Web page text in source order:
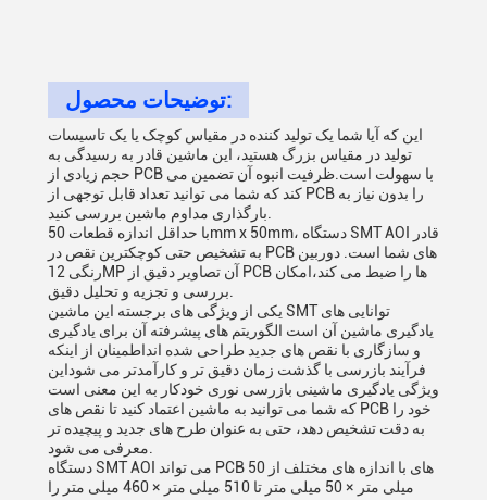
توضیحات محصول:
این که آیا شما یک تولید کننده در مقیاس کوچک یا یک تاسیسات
تولید در مقیاس بزرگ هستید، این ماشین قادر به رسیدگی به
حجم زیادی از PCB با سهولت است.ظرفیت انبوه آن تضمین می
کند که شما می توانید تعداد قابل توجهی از PCB را بدون نیاز به
با حداقل اندازه قطعات 50mm x 50mm، دستگاه SMT AOI قادر
به تشخیص حتی کوچکترین نقص در PCB های شما است. دوربین
رنگی 12MP آن تصاویر دقیق از PCB ها را ضبط می کند،امکان
یکی از ویژگی های برجسته این ماشین SMT توانایی های
یادگیری ماشین آن است الگوریتم های پیشرفته آن برای یادگیری
و سازگاری با نقص های جدید طراحی شده انداطمینان از اینکه
فرآیند بازرسی با گذشت زمان دقیق تر و کارآمدتر می شوداین
ویژگی یادگیری ماشینی بازرسی نوری خودکار به این معنی است
که شما می توانید به ماشین اعتماد کنید تا نقص های PCB خود را
به دقت تشخیص دهد، حتی به عنوان طرح های جدید و پیچیده تر
دستگاه SMT AOI می تواند PCB های با اندازه های مختلف از 50
میلی متر × 50 میلی متر تا 510 میلی متر × 460 میلی متر را